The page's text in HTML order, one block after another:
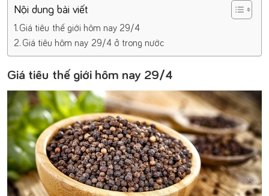
Nội dung bài viết
Giá tiêu thế giới hôm nay 29/4
Giá tiêu hôm nay 29/4 ở trong nước
Giá tiêu thế giới hôm nay 29/4